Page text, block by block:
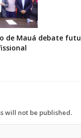
de Mauá debate
will not be published.